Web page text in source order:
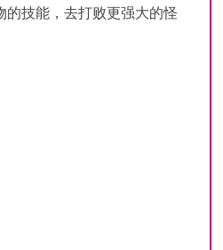
技能，去打败更强大的怪